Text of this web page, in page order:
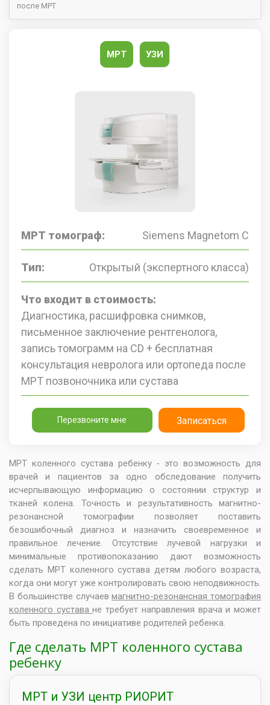
после МРТ
МРТ УЗИ
МРТ томограф: Siemens Magnetom C
Тип: Открытый (экспертного класса)
Что входит в стоимость:
Диагностика, расшифровка снимков,
письменное заключение рентгенолога,
запись томограмм на CD + бесплатная
консультация невролога или ортопеда после
МРТ позвоночника или сустава
Перезвоните мне Записаться
МРТ коленного сустава ребенку - это возможность для
врачей и пациентов за одно обследование получить
исчерпывающую информацию о состоянии структур и
тканей колена. Точность и результативность магнитно-
резонансной томографии позволяет поставить
безошибочный диагноз и назначить своевременное и
правильное лечение. Отсутствие лучевой нагрузки и
минимальные противопоказанию дают возможность
сделать МРТ коленного сустава детям любого возраста,
когда они могут уже контролировать свою неподвижность.
В большинстве случаевмагнитно-резонансная томография
коленного суставане требует направления врача и может
быть проведена по инициативе родителей ребенка.
Где сделать МРТ коленного сустава
ребенку
МРТ и УЗИ центр РИОРИТ